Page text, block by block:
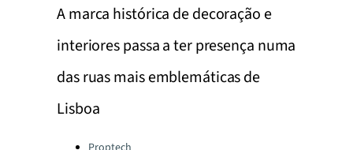
A marca histórica de decoração e
interiores passa a ter presença numa
das ruas mais emblemáticas de
Lisboa
Categories: